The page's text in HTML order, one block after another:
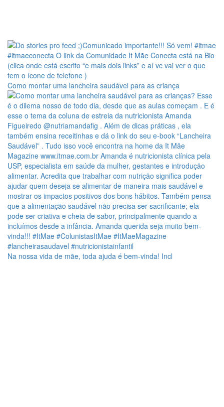
Como montar uma lancheira saudável para as criança
Na nossa vida de mãe, toda ajuda é bem-vinda! Incl